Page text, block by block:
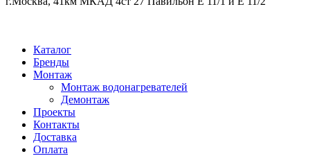
Каталог
Бренды
Монтаж
Монтаж водонагревателей
Демонтаж
Проекты
Контакты
Доставка
Оплата